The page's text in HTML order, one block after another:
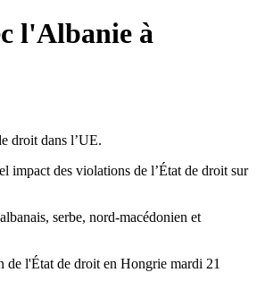
l'Albanie à
droit dans l’UE.
impact des violations de l’État de droit sur
serbe, nord-macédonien et
de l'État de droit en Hongrie mardi 21